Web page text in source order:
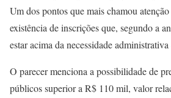
Um dos pontos que mais chamou
existência de inscrições que, segundo a
estar acima da necessidade administrativa
O parecer menciona a possibilidade de
públicos superior a R$ 110 mil, valor